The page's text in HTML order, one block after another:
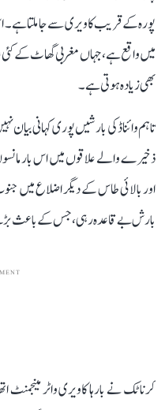
پورہ کے قریب کاویری سے جا ملتا
بھی زیادہ ہوتی ہے۔
تاہم وائناڈ کی بارشیں پوری کہانی
ذخیرے والے علاقوں میں اس بار
اور بالائی طاس کے دیگر اضلاع میں
بارش بے قاعدہ رہی، جس کے باعث بڑے
کرناٹک نے بارہا کاویری واٹر